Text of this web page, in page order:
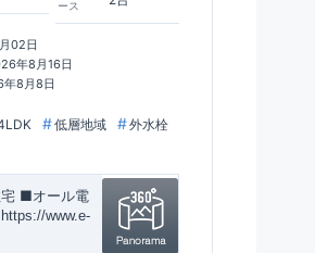
ース
02日
年8月16日
8月8日
低層地域
外水栓
​■オール電
https://www.e-